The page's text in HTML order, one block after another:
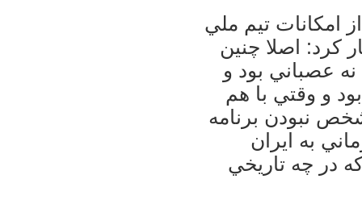
امكانات تيم ملي
كرد: اصلا چنين
عصباني بود و
و وقتي با هم
نبودن برنامه
به ايران
در چه تاريخي